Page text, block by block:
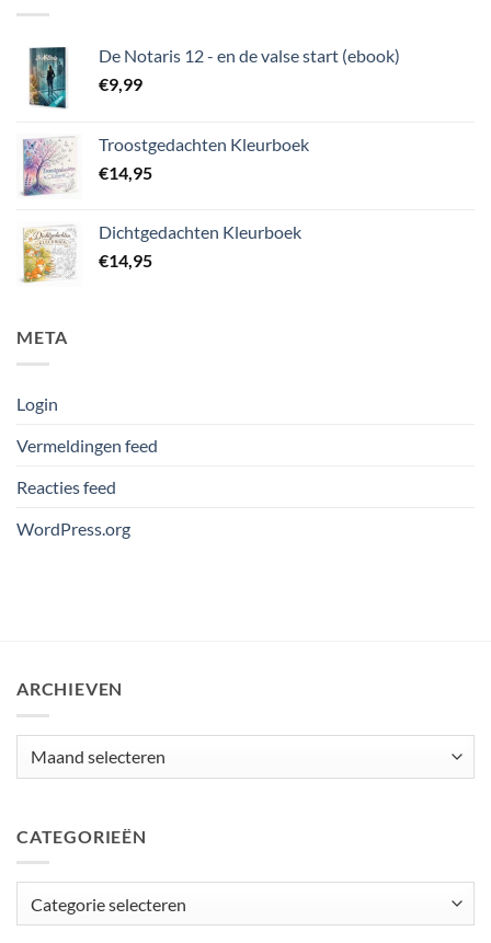
De Notaris 12 - en de valse start (ebook)
€9,99
Troostgedachten Kleurboek
€14,95
Dichtgedachten Kleurboek
€14,95
META
Login
Vermeldingen feed
Reacties feed
WordPress.org
ARCHIEVEN
CATEGORIEËN